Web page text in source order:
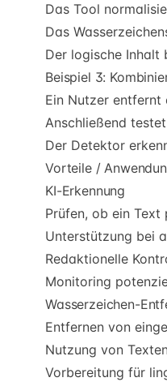
Das Tool
Das
Der logische Inhalt
Beispiel 3:
Ein Nutzer entfernt
Anschließend
Der Detektor
Vorteile /
KI-Erkennung
Prüfen, ob ein
Unterstützung bei
Redaktionelle
Monitoring
Wasserzeichen-
Entfernen von
Nutzung von
Vorbereitung für